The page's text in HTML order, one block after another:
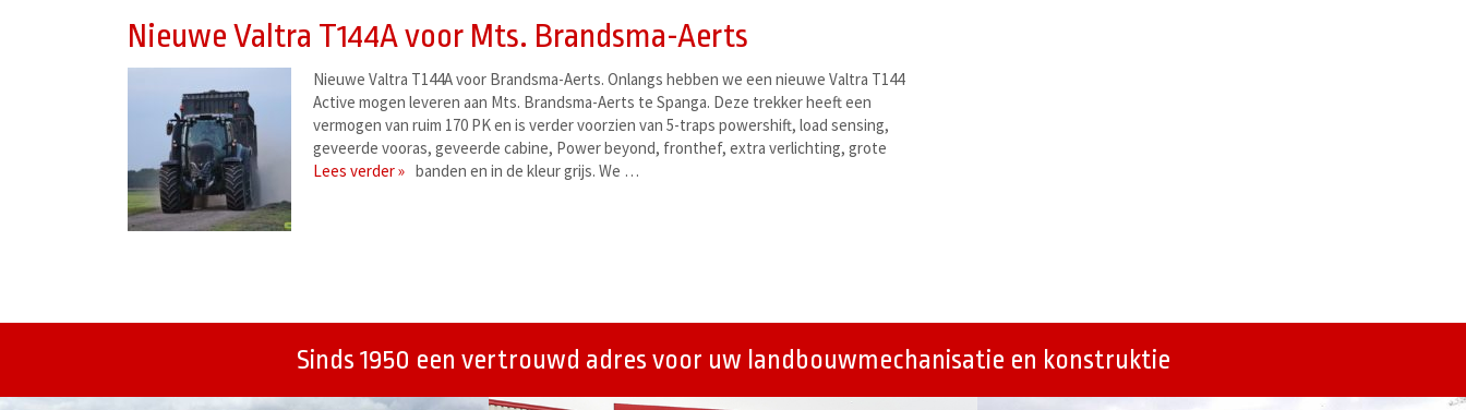
Nieuwe Valtra T144A voor Mts. Brandsma-Aerts
Nieuwe Valtra T144A voor Brandsma-Aerts. Onlangs hebben we een nieuwe Valtra T144
Active mogen leveren aan Mts. Brandsma-Aerts te Spanga. Deze trekker heeft een
vermogen van ruim 170 PK en is verder voorzien van 5-traps powershift, load sensing,
geveerde vooras, geveerde cabine, Power beyond, fronthef, extra verlichting, grote
banden en in de kleur grijs. We …
Lees verder »
Sinds 1950 een vertrouwd adres voor uw landbouwmechanisatie en konstruktie